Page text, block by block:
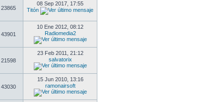
23865
08 Sep 2017, 17:55
Titón
43901
10 Ene 2012, 08:12
Radiomedia2
21598
23 Feb 2011, 21:12
salvatorix
43030
15 Jun 2010, 13:16
ramonairsoft